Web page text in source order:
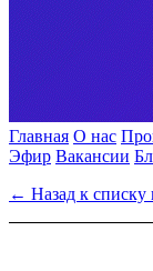
Главная О нас
Эфир Вакансии
← Назад к списку